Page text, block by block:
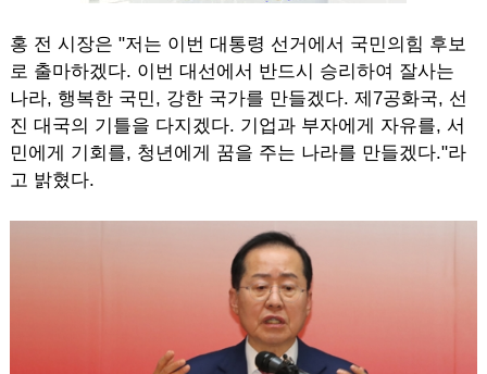
홍 전 시장은 "저는 이번 대통령 선거에서 국민의힘 후보
로 출마하겠다. 이번 대선에서 반드시 승리하여 잘사는
나라, 행복한 국민, 강한 국가를 만들겠다. 제7공화국, 선
진 대국의 기틀을 다지겠다. 기업과 부자에게 자유를, 서
민에게 기회를, 청년에게 꿈을 주는 나라를 만들겠다."라
고 밝혔다.